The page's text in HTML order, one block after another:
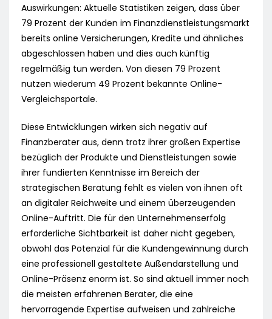
Auswirkungen: Aktuelle Statistiken zeigen, dass über
79 Prozent der Kunden im Finanzdienstleistungsmarkt
bereits online Versicherungen, Kredite und ähnliches
abgeschlossen haben und dies auch künftig
regelmäßig tun werden. Von diesen 79 Prozent
nutzen wiederum 49 Prozent bekannte Online-
Vergleichsportale.
Diese Entwicklungen wirken sich negativ auf
Finanzberater aus, denn trotz ihrer großen Expertise
bezüglich der Produkte und Dienstleistungen sowie
ihrer fundierten Kenntnisse im Bereich der
strategischen Beratung fehlt es vielen von ihnen oft
an digitaler Reichweite und einem überzeugenden
Online-Auftritt. Die für den Unternehmenserfolg
erforderliche Sichtbarkeit ist daher nicht gegeben,
obwohl das Potenzial für die Kundengewinnung durch
eine professionell gestaltete Außendarstellung und
Online-Präsenz enorm ist. So sind aktuell immer noch
die meisten erfahrenen Berater, die eine
hervorragende Expertise aufweisen und zahlreiche